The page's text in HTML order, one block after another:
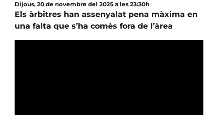
Dijous, 20 de novembre del 2025 a les 23:30h
Els àrbitres han assenyalat pena màxima en
una falta que s’ha comès fora de l’àrea